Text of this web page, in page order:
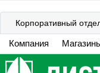
Корпоративный
Компания